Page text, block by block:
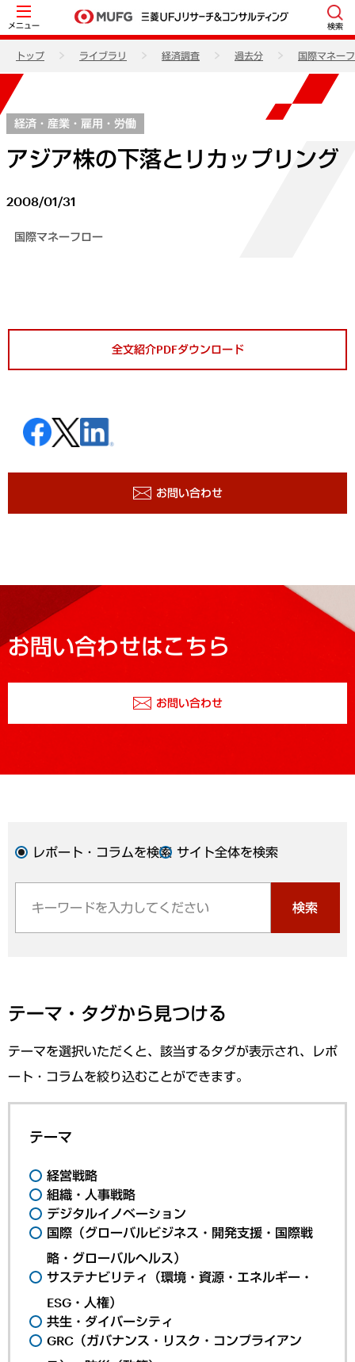
メニュー 検索
トップ ライブラリ 経済調査 過去分 国際マネー
経済・産業・雇用・労働
アジア株の下落とリカップリング
2008/01/31
国際マネーフロー
全文紹介PDFダウンロード
お問い合わせ
お問い合わせはこちら
お問い合わせ
レポート・コラムを検索 サイト全体を検索
検索
テーマ・タグから見つける
テーマを選択いただくと、該当するタグが表示され、レポ
ート・コラムを絞り込むことができます。
テーマ
経営戦略
組織・人事戦略
デジタルイノベーション
国際（グローバルビジネス・開発支援・国際戦
略・グローバルヘルス）
サステナビリティ（環境・資源・エネルギー・
ESG・人権）
共生・ダイバーシティ
GRC（ガバナンス・リスク・コンプライアン